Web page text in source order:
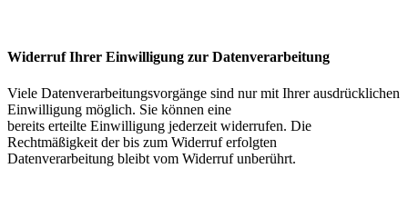
Widerruf Ihrer Einwilligung zur Datenverarbeitung
Viele Datenverarbeitungsvorgänge sind nur mit Ihrer ausdrücklichen
Einwilligung möglich. Sie können eine
bereits erteilte Einwilligung jederzeit widerrufen. Die
Rechtmäßigkeit der bis zum Widerruf erfolgten
Datenverarbeitung bleibt vom Widerruf unberührt.